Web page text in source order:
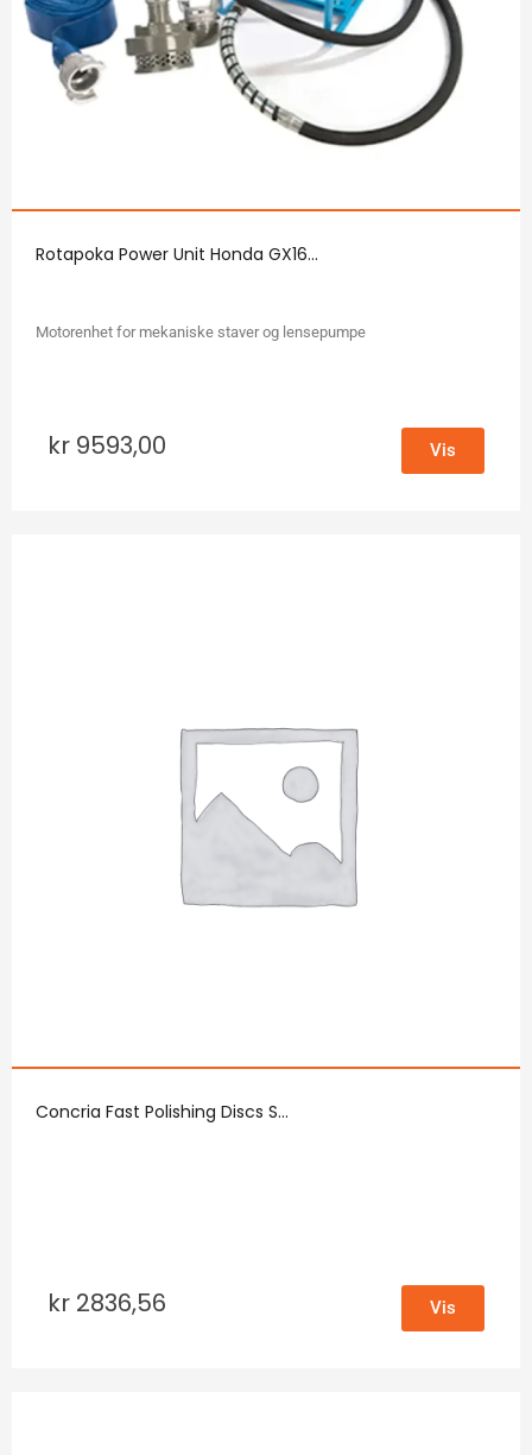
Rotapoka Power Unit Honda GX16...
Motorenhet for mekaniske staver og lensepumpe
kr 9593,00 Vis
Concria Fast Polishing Discs S...
kr 2836,56 Vis